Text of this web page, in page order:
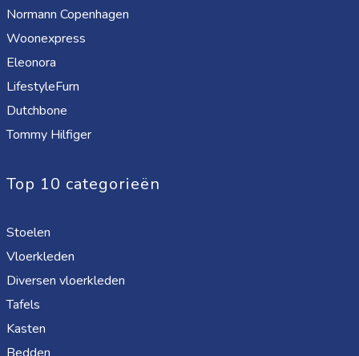
Normann Copenhagen
Woonexpress
Eleonora
LifestyleFurn
Dutchbone
Tommy Hilfiger
Top 10 categorieën
Stoelen
Vloerkleden
Diversen vloerkleden
Tafels
Kasten